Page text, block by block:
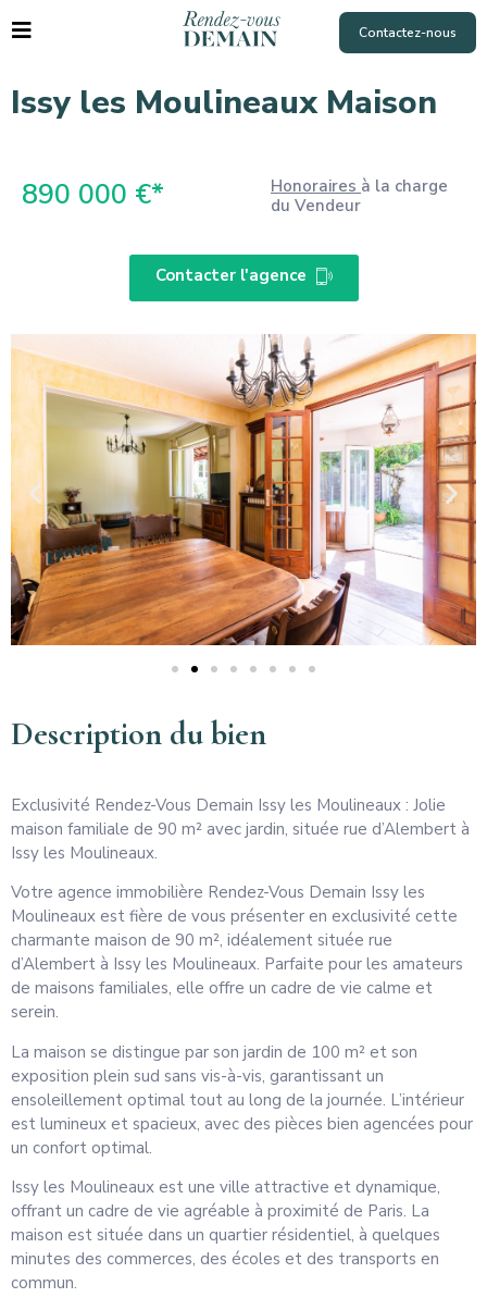
Contactez-nous
Issy les Moulineaux Maison
890 000 €* Honoraires à la charge
du Vendeur
Contacter l'agence
Description du bien
Exclusivité Rendez-Vous Demain Issy les Moulineaux : Jolie
maison familiale de 90 m² avec jardin, située rue d’Alembert à
Issy les Moulineaux.
Votre agence immobilière Rendez-Vous Demain Issy les
Moulineaux est fière de vous présenter en exclusivité cette
charmante maison de 90 m², idéalement située rue
d’Alembert à Issy les Moulineaux. Parfaite pour les amateurs
de maisons familiales, elle offre un cadre de vie calme et
serein.
La maison se distingue par son jardin de 100 m² et son
exposition plein sud sans vis-à-vis, garantissant un
ensoleillement optimal tout au long de la journée. L’intérieur
est lumineux et spacieux, avec des pièces bien agencées pour
un confort optimal.
Issy les Moulineaux est une ville attractive et dynamique,
offrant un cadre de vie agréable à proximité de Paris. La
maison est située dans un quartier résidentiel, à quelques
minutes des commerces, des écoles et des transports en
commun.